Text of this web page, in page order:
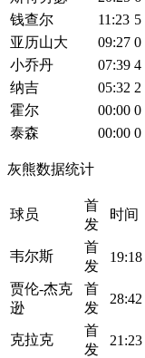
钱查尔
11:23 5
亚历山大
09:27 0
小乔丹
07:39 4
纳吉
05:32 2
霍尔
00:00 0
泰森
00:00 0
灰熊数据统计
球员
首
发
时间
韦尔斯
首
发
19:18
贾伦-杰克
逊
首
发
28:42
克拉克
首
发
21:23